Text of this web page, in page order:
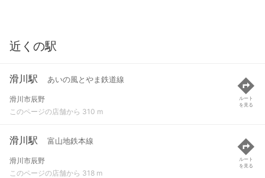
近くの駅
滑川駅 あいの風とやま鉄道線
滑川市辰野
このページの店舗から 310 m
ルート
を見る
滑川駅 富山地鉄本線
滑川市辰野
このページの店舗から 318 m
ルート
を見る